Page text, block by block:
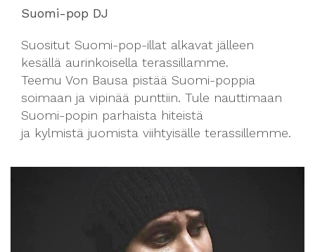
Suomi-pop DJ
Suositut Suomi-pop-illat alkavat jälleen
kesällä aurinkoisella terassillamme.
Teemu Von Bausa pistää Suomi-poppia
soimaan ja vipinää punttiin. Tule nauttimaan
Suomi-popin parhaista hiteistä
ja kylmistä juomista viihtyisälle terassillemme.